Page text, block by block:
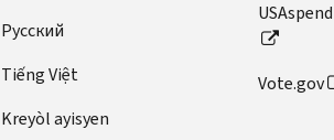
Pусский
Tiếng Việt
Kreyòl ayisyen
Vote.gov